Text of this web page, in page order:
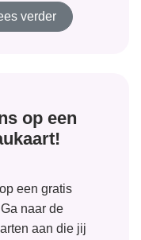
verder
op een
een gratis
naar de
aan die jij